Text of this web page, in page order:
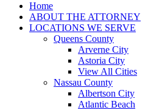
Home
ABOUT THE ATTORNEY
LOCATIONS WE SERVE
Queens County
Arverne City
Astoria City
View All Cities
Nassau County
Albertson City
Atlantic Beach